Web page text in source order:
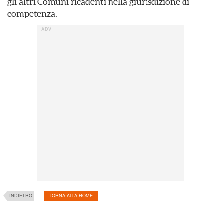
competenza.
INDIETRO TORNA ALLA HOME